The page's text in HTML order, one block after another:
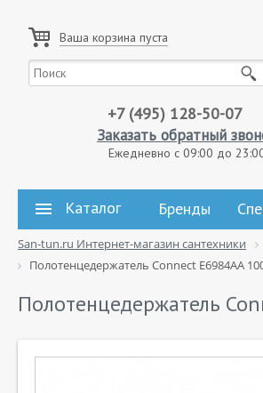
Ваша корзина пуста
+7 (495) 128-50-07
Заказать обратный
Ежедневно с 09:00 до
Каталог Бренды
San-tun.ru Интернет-магазин сантехники
Полотенцедержатель Connect E6984AA
Полотенцедержатель